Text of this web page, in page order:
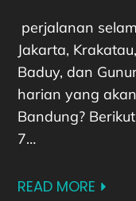
perjalanan
Jakarta,
Baduy, dan
harian yang
Bandung?
7…
READ MORE